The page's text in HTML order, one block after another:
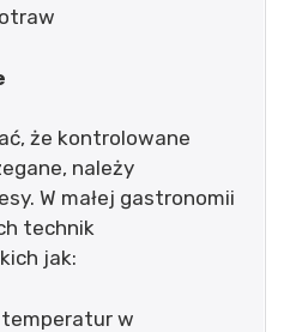
że kontrolowane
należy
W małej gastronomii
technik
jak:
w